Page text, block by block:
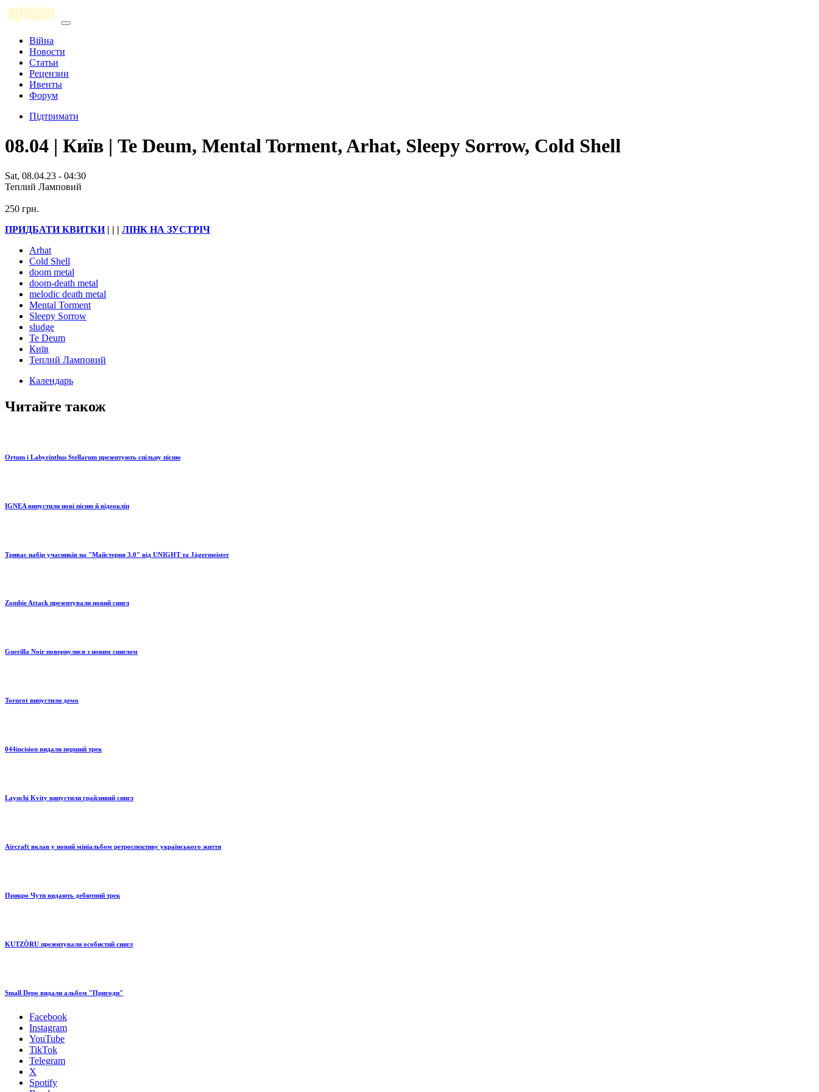
Війна
Новости
Статьи
Рецензии
Ивенты
Форум
Підтримати
08.04 | Київ | Te Deum, Mental Torment, Arhat, Sleepy Sorrow, Cold Shell
Sat, 08.04.23 - 04:30
Теплий Ламповий
250 грн.
ПРИДБАТИ КВИТКИ| | | ЛІНК НА ЗУСТРІЧ
Arhat
Cold Shell
doom metal
doom-death metal
melodic death metal
Mental Torment
Sleepy Sorrow
sludge
Te Deum
Київ
Теплий Ламповий
Календарь
Читайте також
Ortum і Labyrinthus Stellarum презентують спільну пісню
IGNEA випустили нові пісню й відеокліп
Триває набір учасників на "Майстерня 3.0" від UNIGHT та Jägermeister
Zombie Attack презентували новий сингл
Guerilla Noir повернулися з новим синглом
Tornrot випустили демо
044incision видали перший трек
Layuchi Kvity випустили грайливий сингл
Aircraft вклав у новий мініальбом ретроспективу українського життя
Прикро Чути видають дебютний трек
KUTZÔRU презентували особистий сингл
Small Depo видали альбом "Пригоди"
Facebook
Instagram
YouTube
TikTok
Telegram
X
Spotify